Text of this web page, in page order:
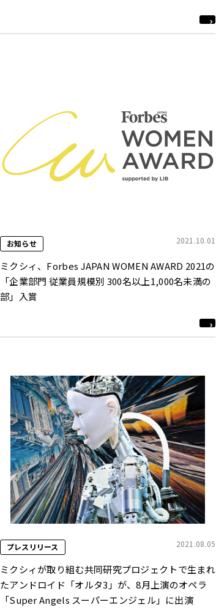
お知らせ 2021.10.01
ミクシィ、Forbes JAPAN WOMEN AWARD 2021の
「企業部門 従業員規模別 300名以上1,000名未満の
部」入賞
プレスリリース 2021.08.05
ミクシィが取り組む共同研究プロジェクトで生まれ
たアンドロイド「オルタ3」が、8月上演のオペラ
「Super Angels スーパーエンジェル」に出演